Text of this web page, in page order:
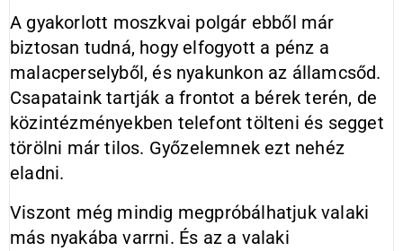
A gyakorlott moszkvai polgár ebből már
biztosan tudná, hogy elfogyott a pénz a
malacperselyből, és nyakunkon az államcsőd.
Csapataink tartják a frontot a bérek terén, de
közintézményekben telefont tölteni és segget
törölni már tilos. Győzelemnek ezt nehéz
eladni.
Viszont még mindig megpróbálhatjuk valaki
más nyakába varrni. És az a valaki